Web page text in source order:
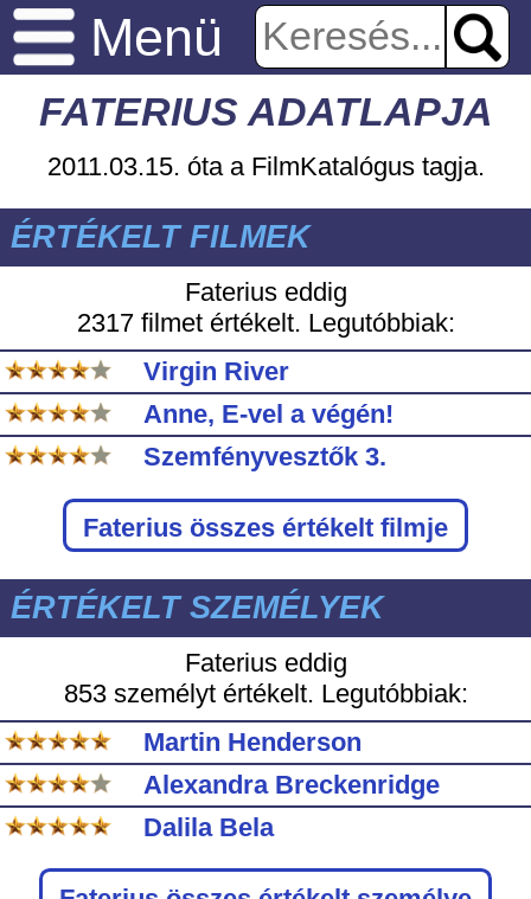
Menü
FATERIUS ADATLAPJA
2011.03.15. óta a FilmKatalógus tagja.
ÉRTÉKELT FILMEK
Faterius eddig
2317 filmet értékelt. Legutóbbiak:
Virgin River
Anne, E-vel a végén!
Szemfényvesztők 3.
Faterius összes értékelt filmje
ÉRTÉKELT SZEMÉLYEK
Faterius eddig
853 személyt értékelt. Legutóbbiak:
Martin Henderson
Alexandra Breckenridge
Dalila Bela